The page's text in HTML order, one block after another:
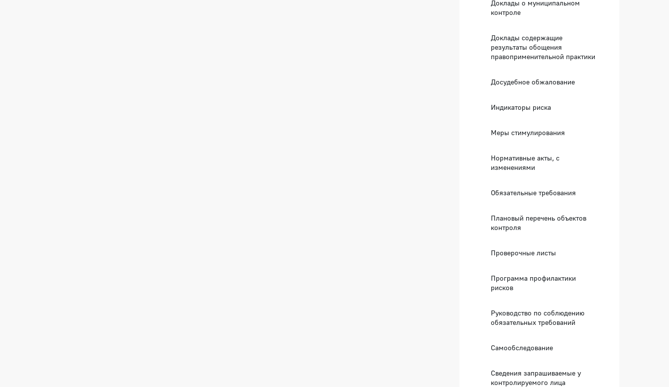
Доклады о муниципальном
контроле
Доклады содержащие
результаты обощения
правоприменительной практики
Досудебное обжалование
Индикаторы риска
Меры стимулирования
Нормативные акты, с
изменениями
Обязательные требования
Плановый перечень объектов
контроля
Проверочные листы
Программа профилактики
рисков
Руководство по соблюдению
обязательных требований
Самообследование
Сведения запрашиваемые у
контролируемого лица